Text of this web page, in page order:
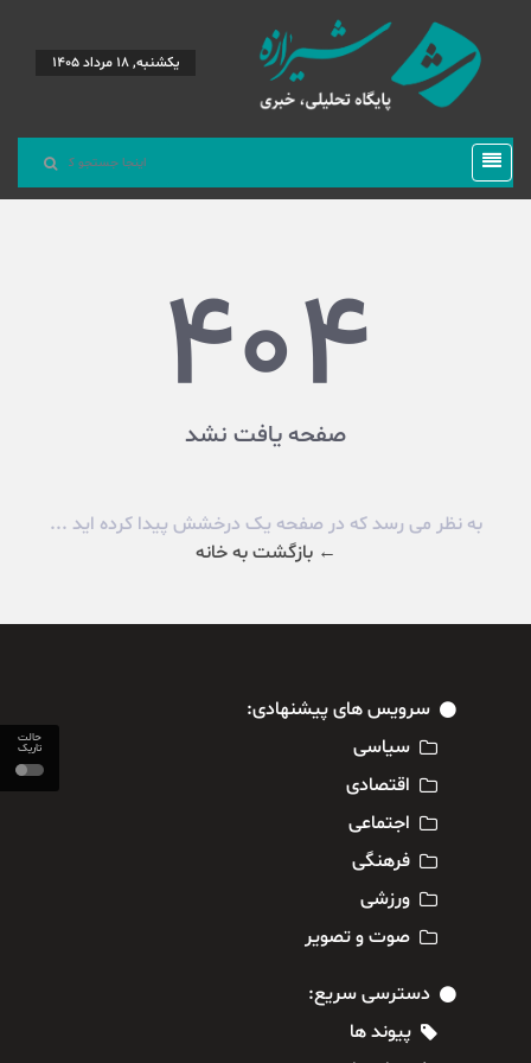
حالت
تاریک
یکشنبه, 18 مرداد 1405
404
صفحه یافت نشد
به نظر می رسد که در صفحه یک درخشش پیدا کرده اید ...
← بازگشت به خانه
سرویس های پیشنهادی:
سیاسی
اقتصادی
اجتماعی
فرهنگی
ورزشی
صوت و تصویر
دسترسی سریع:
پیوند ها